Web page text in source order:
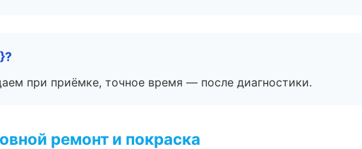
при приёмке, точное время — после диагностики.
ремонт и покраска